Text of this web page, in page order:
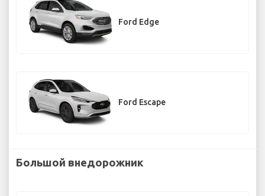
Ford Edge
Ford Escape
Большой внедорожник